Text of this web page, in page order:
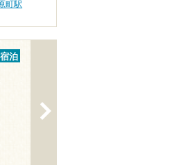
町駅
宿泊